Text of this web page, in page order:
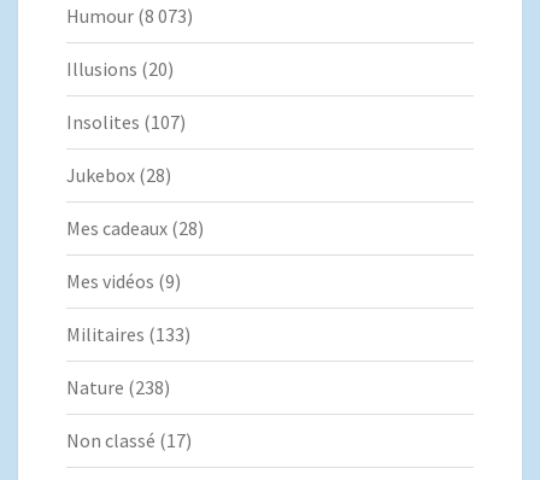
Humour (8 073)
Illusions (20)
Insolites (107)
Jukebox (28)
Mes cadeaux (28)
Mes vidéos (9)
Militaires (133)
Nature (238)
Non classé (17)